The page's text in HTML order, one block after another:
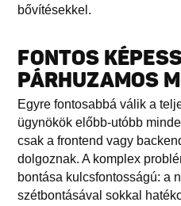
bővítésekkel.
FONTOS
PÁRHUZAMOS
Egyre fontosabbá válik a
ügynökök előbb-utóbb
csak a frontend vagy
dolgoznak. A komplex
bontása kulcsfontosságú: a
szétbontásával sokkal